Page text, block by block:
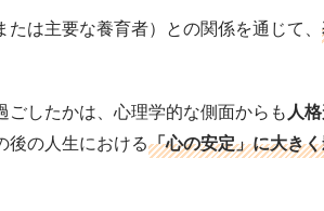
は主要な養育者）との関係を通じて、
ごしたかは、心理学的な側面からも人
後の人生における「心の安定」に大き